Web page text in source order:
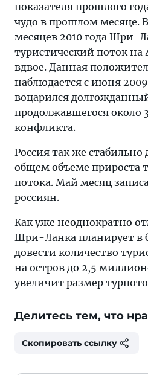
показателя прошлого
чудо в прошлом месяце.
месяцев 2010 года Шри-
туристический поток на
вдвое. Данная
наблюдается с июня 2009
воцарился
продолжавшегося около
конфликта.
Россия так же
общем объеме прироста
потока. Май месяц
россиян.
Как уже неоднократно
Шри-Ланка планирует в
довести количество
на остров до 2,5
увеличит размер
Делитесь тем, что
Скопировать ссылку